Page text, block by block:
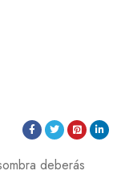
deberás